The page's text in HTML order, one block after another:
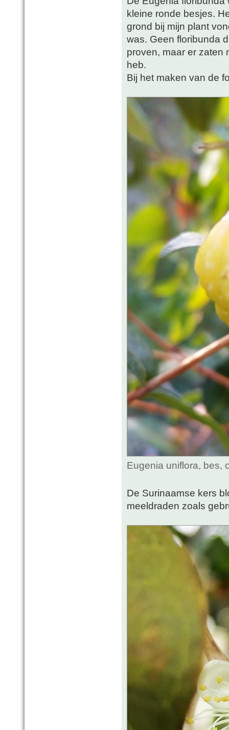
kleine ronde besjes.
grond bij mijn plant
was. Geen floribunda
proven, maar er zaten
heb.
Bij het maken van de
Eugenia uniflora, bes,
De Surinaamse kers
meeldraden zoals